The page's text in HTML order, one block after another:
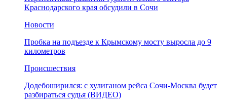
Краснодарского края обсудили в Сочи
Новости
Пробка на подъезде к Крымскому мосту выросла до 9
километров
Происшествия
Додебоширился: с хулиганом рейса Сочи-Москва будет
разбираться судья (ВИДЕО)